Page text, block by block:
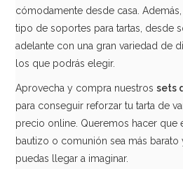
cómodamente desde casa.
tipo de soportes para tartas, desde
adelante con una gran variedad de
los que podrás elegir.
Aprovecha y compra nuestrossets
para conseguir reforzar tu tarta de
precio online. Queremos hacer que
bautizo o comunión sea más
puedas llegar a imaginar.